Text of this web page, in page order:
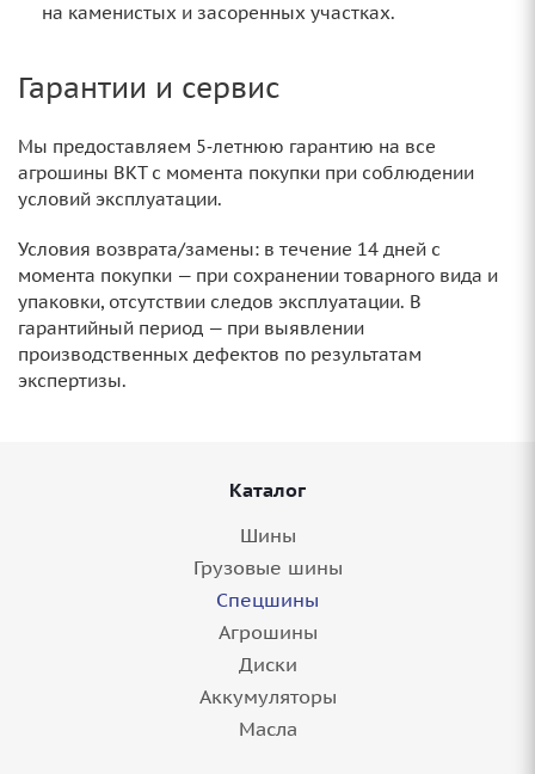
на каменистых и засоренных участках.
Гарантии и сервис
Мы предоставляем 5‑летнюю гарантию на все
агрошины BKT с момента покупки при соблюдении
условий эксплуатации.
Условия возврата/замены: в течение 14 дней с
момента покупки — при сохранении товарного вида и
упаковки, отсутствии следов эксплуатации. В
гарантийный период — при выявлении
производственных дефектов по результатам
экспертизы.
Каталог
Шины
Грузовые шины
Спецшины
Агрошины
Диски
Аккумуляторы
Масла